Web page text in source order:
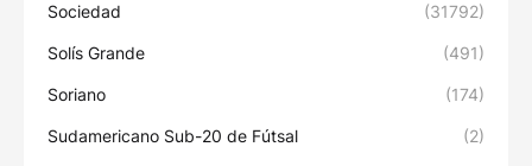
Sociedad (31792)
Solís Grande (491)
Soriano (174)
Sudamericano Sub-20 de Fútsal (2)